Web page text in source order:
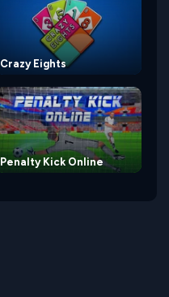
Crazy Eights
Penalty Kick Online